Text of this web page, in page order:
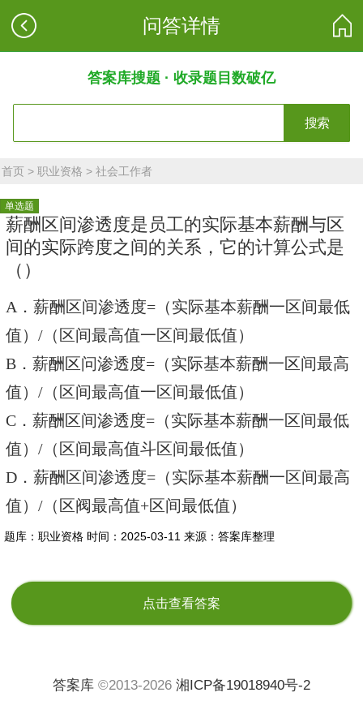
问答详情
答案库搜题 · 收录题目数破亿
搜索
首页 >职业资格 >社会工作者
单选题
薪酬区间渗透度是员工的实际基本薪酬与区
间的实际跨度之间的关系，它的计算公式是
（）
A．薪酬区间渗透度=（实际基本薪酬一区间最低
值）/（区间最高值一区间最低值）
B．薪酬区问渗透度=（实际基本薪酬一区间最高
值）/（区间最高值一区间最低值）
C．薪酬区间渗透度=（实际基本薪酬一区间最低
值）/（区间最高值斗区间最低值）
D．薪酬区间渗透度=（实际基本薪酬一区间最高
值）/（区阀最高值+区间最低值）
题库：职业资格 时间：2025-03-11 来源：答案库整理
点击查看答案
答案库 ©2013-2026 湘ICP备19018940号-2